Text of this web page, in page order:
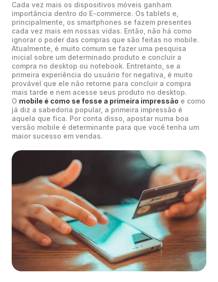
Cada vez mais os dispositivos móveis ganham
importância dentro do E-commerce. Os tablets e,
principalmente, os smartphones se fazem presentes
cada vez mais em nossas vidas. Então, não há como
ignorar o poder das compras que são feitas no mobile.
Atualmente, é muito comum se fazer uma pesquisa
inicial sobre um determinado produto e concluir a
compra no desktop ou notebook. Entretanto, se a
primeira experiência do usuário for negativa, é muito
provável que ele não retorne para concluir a compra
mais tarde e nem acesse seus produto no desktop.
O mobile é como se fosse a primeira impressão e como
já diz a sabedoria popular, a primeira impressão é
aquela que fica. Por conta disso, apostar numa boa
versão mobile é determinante para que você tenha um
maior sucesso em vendas.